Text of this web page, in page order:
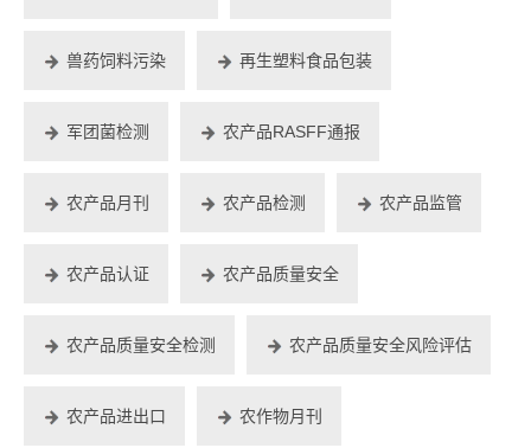
兽药饲料污染 再生塑料食品包装
军团菌检测 农产品RASFF通报
农产品月刊 农产品检测 农产品监管
农产品认证 农产品质量安全
农产品质量安全检测 农产品质量安全风险评估
农产品进出口 农作物月刊